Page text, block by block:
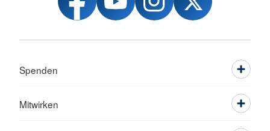
Spenden
Mitwirken